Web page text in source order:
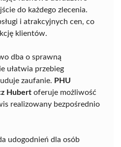
do każdego zlecenia.
i atrakcyjnych cen, co
klientów.
dba o sprawną
ułatwia przebieg
zaufanie. PHU
Hubert oferuje możliwość
realizowany bezpośrednio
udogodnień dla osób